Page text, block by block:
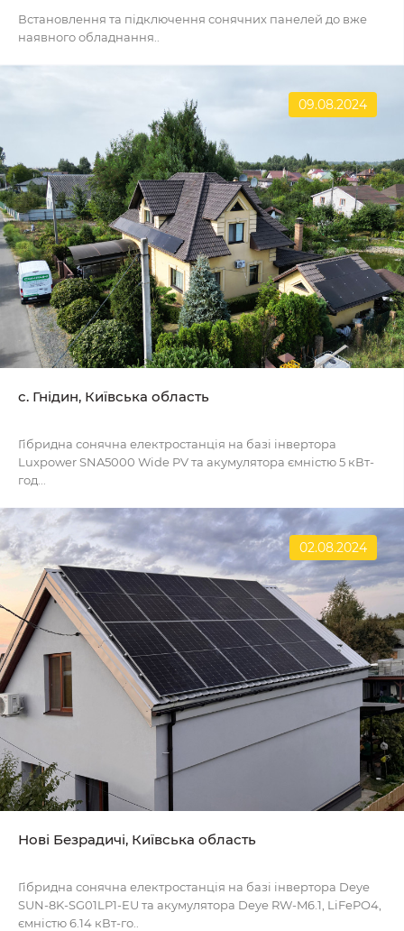
Встановлення та підключення сонячних панелей до вже
наявного обладнання..
09.08.2024
с. Гнідин, Київська область
Гібридна сонячна електростанція на базі інвертора
Luxpower SNA5000 Wide PV та акумулятора ємністю 5 кВт-
год...
02.08.2024
Нові Безрадичі, Київська область
Гібридна сонячна електростанція на базі інвертора Deye
SUN-8K-SG01LP1-EU та акумулятора Deye RW-M6.1, LiFePO4,
ємністю 6.14 кВт-го..